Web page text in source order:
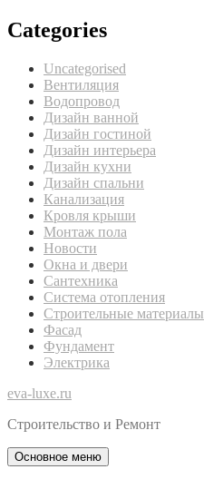
Categories
Uncategorised
Вентиляция
Водопровод
Дизайн ванной
Дизайн гостиной
Дизайн интерьера
Дизайн кухни
Дизайн спальни
Канализация
Кровля крыши
Монтаж пола
Новости
Окна и двери
Сантехника
Система отопления
Строительные материалы
Фасад
Фундамент
Электрика
eva-luxe.ru
Строительство и Ремонт
Основное меню